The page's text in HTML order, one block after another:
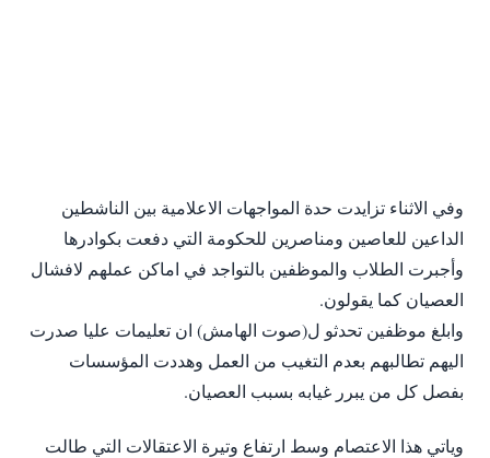
‎وفي الاثناء تزايدت حدة المواجهات الاعلامية بين الناشطين
الداعين للعاصين ومناصرين للحكومة التي دفعت بكوادرها
وأجبرت الطلاب والموظفين بالتواجد في اماكن عملهم لافشال
العصيان كما يقولون.
‎وابلغ موظفين تحدثو ل(صوت الهامش) ان تعليمات عليا صدرت
اليهم تطالبهم بعدم التغيب من العمل وهددت المؤسسات
بفصل كل من يبرر غيابه بسبب العصيان.
‎وياتي هذا الاعتصام وسط ارتفاع وتيرة الاعتقالات التي طالت